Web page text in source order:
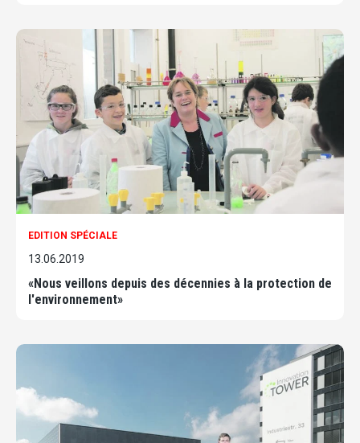
EDITION SPÉCIALE
13.06.2019
«Nous veillons depuis des décennies à la protection de
l'environnement»